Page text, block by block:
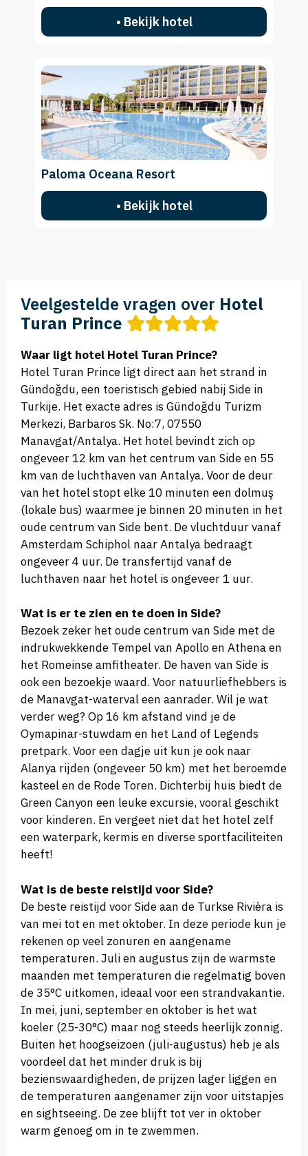
• Bekijk hotel
Paloma Oceana Resort
• Bekijk hotel
Veelgestelde vragen over Hotel
Turan Prince
Waar ligt hotel Hotel Turan Prince?
Hotel Turan Prince ligt direct aan het strand in
Gündoğdu, een toeristisch gebied nabij Side in
Turkije. Het exacte adres is Gündoğdu Turizm
Merkezi, Barbaros Sk. No:7, 07550
Manavgat/Antalya. Het hotel bevindt zich op
ongeveer 12 km van het centrum van Side en 55
km van de luchthaven van Antalya. Voor de deur
van het hotel stopt elke 10 minuten een dolmuş
(lokale bus) waarmee je binnen 20 minuten in het
oude centrum van Side bent. De vluchtduur vanaf
Amsterdam Schiphol naar Antalya bedraagt
ongeveer 4 uur. De transfertijd vanaf de
luchthaven naar het hotel is ongeveer 1 uur.
Wat is er te zien en te doen in Side?
Bezoek zeker het oude centrum van Side met de
indrukwekkende Tempel van Apollo en Athena en
het Romeinse amfitheater. De haven van Side is
ook een bezoekje waard. Voor natuurliefhebbers is
de Manavgat-waterval een aanrader. Wil je wat
verder weg? Op 16 km afstand vind je de
Oymapinar-stuwdam en het Land of Legends
pretpark. Voor een dagje uit kun je ook naar
Alanya rijden (ongeveer 50 km) met het beroemde
kasteel en de Rode Toren. Dichterbij huis biedt de
Green Canyon een leuke excursie, vooral geschikt
voor kinderen. En vergeet niet dat het hotel zelf
een waterpark, kermis en diverse sportfaciliteiten
heeft!
Wat is de beste reistijd voor Side?
De beste reistijd voor Side aan de Turkse Rivièra is
van mei tot en met oktober. In deze periode kun je
rekenen op veel zonuren en aangename
temperaturen. Juli en augustus zijn de warmste
maanden met temperaturen die regelmatig boven
de 35°C uitkomen, ideaal voor een strandvakantie.
In mei, juni, september en oktober is het wat
koeler (25-30°C) maar nog steeds heerlijk zonnig.
Buiten het hoogseizoen (juli-augustus) heb je als
voordeel dat het minder druk is bij
bezienswaardigheden, de prijzen lager liggen en
de temperaturen aangenamer zijn voor uitstapjes
en sightseeing. De zee blijft tot ver in oktober
warm genoeg om in te zwemmen.